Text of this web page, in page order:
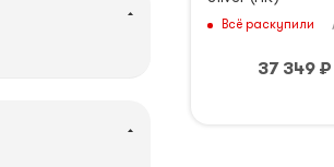
Всё раскупили
37 349₽